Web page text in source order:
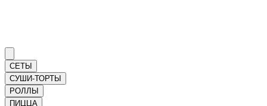
СЕТЫ
СУШИ-ТОРТЫ
РОЛЛЫ
ПИЦЦА